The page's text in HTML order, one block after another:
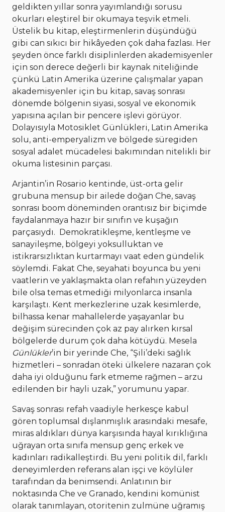
geldikten yıllar sonra yayımlandığı sorusu
okurları eleştirel bir okumaya teşvik etmeli.
Üstelik bu kitap, eleştirmenlerin düşündüğü
gibi can sıkıcı bir hikâyeden çok daha fazlası. Her
şeyden önce farklı disiplinlerden akademisyenler
için son derece değerli bir kaynak niteliğinde
çünkü Latin Amerika üzerine çalışmalar yapan
akademisyenler için bu kitap, savaş sonrası
dönemde bölgenin siyasi, sosyal ve ekonomik
yapısına açılan bir pencere işlevi görüyor.
Dolayısıyla Motosiklet Günlükleri, Latin Amerika
solu, anti-emperyalizm ve bölgede süregiden
sosyal adalet mücadelesi bakımından nitelikli bir
okuma listesinin parçası.
Arjantin’in Rosario kentinde, üst-orta gelir
grubuna mensup bir ailede doğan Che, savaş
sonrası boom döneminden orantısız bir biçimde
faydalanmaya hazır bir sınıfın ve kuşağın
parçasıydı. Demokratikleşme, kentleşme ve
sanayileşme, bölgeyi yoksulluktan ve
istikrarsızlıktan kurtarmayı vaat eden gündelik
söylemdi. Fakat Che, seyahati boyunca bu yeni
vaatlerin ve yaklaşmakta olan refahın yüzeyden
bile olsa temas etmediği milyonlarca insanla
karşılaştı. Kent merkezlerine uzak kesimlerde,
bilhassa kenar mahallelerde yaşayanlar bu
değişim sürecinden çok az pay alırken kırsal
bölgelerde durum çok daha kötüydü. Mesela
Günlükler’in bir yerinde Che, “Şili’deki sağlık
hizmetleri – sonradan öteki ülkelere nazaran çok
daha iyi olduğunu fark etmeme rağmen – arzu
edilenden bir hayli uzak,” yorumunu yapar.
Savaş sonrası refah vaadiyle herkesçe kabul
gören toplumsal dışlanmışlık arasındaki mesafe,
miras aldıkları dünya karşısında hayal kırıklığına
uğrayan orta sınıfa mensup genç erkek ve
kadınları radikalleştirdi. Bu yeni politik dil, farklı
deneyimlerden referans alan işçi ve köylüler
tarafından da benimsendi. Anlatının bir
noktasında Che ve Granado, kendini komünist
olarak tanımlayan, otoritenin zulmüne uğramış